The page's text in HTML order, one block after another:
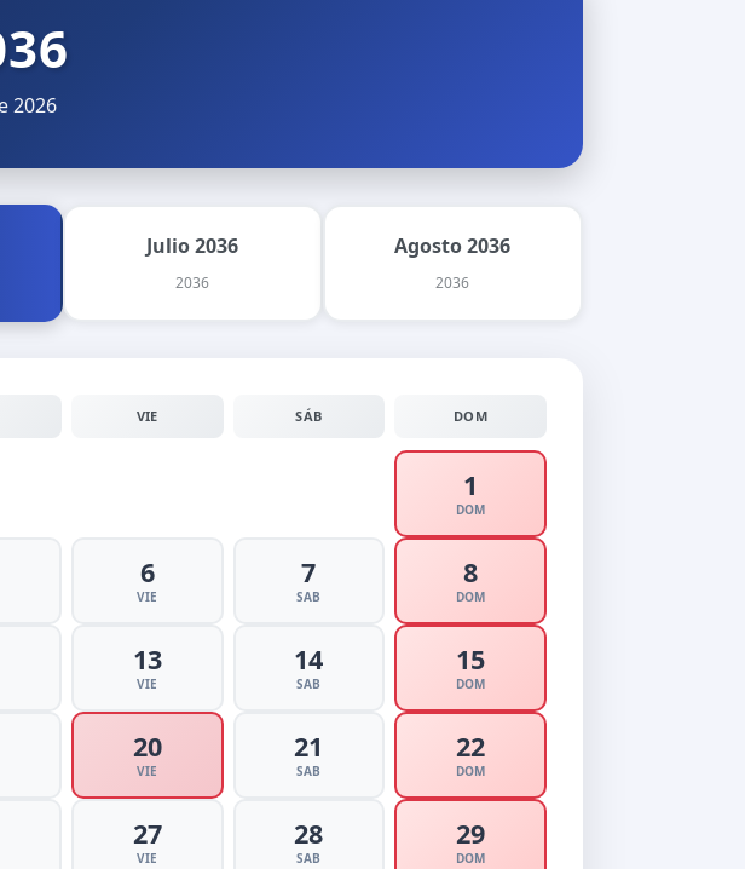
2026
Julio 2036
2036
Agosto 2036
2036
VIE SÁB DOM
1
DOM
6
VIE
7
SAB
8
DOM
13
VIE
14
SAB
15
DOM
20
VIE
21
SAB
22
DOM
27
VIE
28
SAB
29
DOM